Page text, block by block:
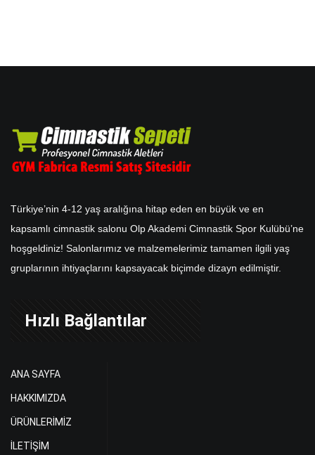
Türkiye’nin 4-12 yaş aralığına hitap eden en büyük ve en
kapsamlı cimnastik salonu Olp Akademi Cimnastik Spor Kulübü’ne
hoşgeldiniz! Salonlarımız ve malzemelerimiz tamamen ilgili yaş
gruplarının ihtiyaçlarını kapsayacak biçimde dizayn edilmiştir.
Hızlı Bağlantılar
ANA SAYFA
HAKKIMIZDA
ÜRÜNLERİMİZ
İLETİŞİM